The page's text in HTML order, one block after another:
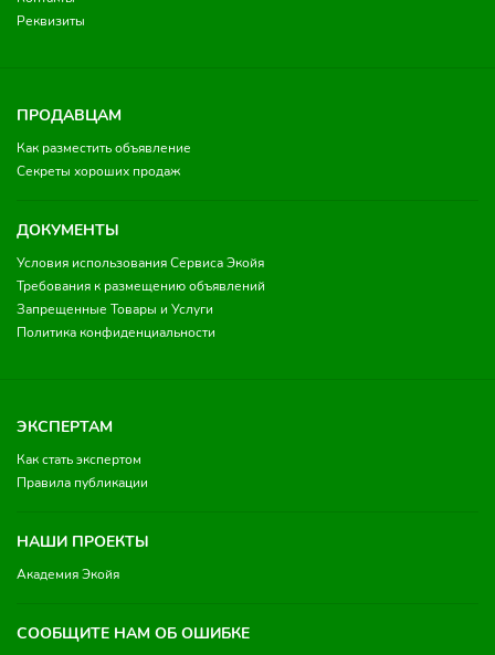
Реквизиты
ПРОДАВЦАМ
Как разместить объявление
Секреты хороших продаж
ДОКУМЕНТЫ
Условия использования Сервиса Экойя
Требования к размещению объявлений
Запрещенные Товары и Услуги
Политика конфиденциальности
ЭКСПЕРТАМ
Как стать экспертом
Правила публикации
НАШИ ПРОЕКТЫ
Академия Экойя
СООБЩИТЕ НАМ ОБ ОШИБКЕ